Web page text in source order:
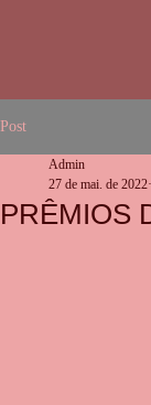
Post
PRÊMIOS
Admin
27 de mai. de 2022